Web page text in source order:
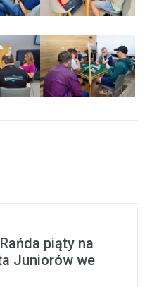
piąty na
Juniorów we